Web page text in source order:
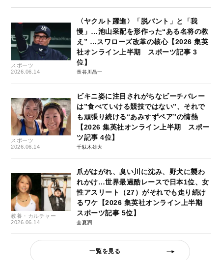
スポーツ
2026.06.14
〈ヤクルト躍進〉「脱バント」と「我
慢」…池山采配を形作った“ある名将の教
え” …スワローズ改革の核心【2026 集英
社オンライン上半期 スポーツ記事 3
位】
長谷川晶一
スポーツ
2026.06.14
ビキニ姿に注目されがちなビーチバレー
は”食べていける競技ではない”、それで
も頑張り続ける“あみすずペア”の情熱
【2026 集英社オンライン上半期 スポー
ツ記事 4位】
千駄木雄大
教養・カルチャー
2026.06.14
爪がはがれ、臭い川に沈み、野犬に襲わ
れかけ…世界最過酷レースで日本1位、女
性アスリート（27）がそれでも走り続け
るワケ【2026 集英社オンライン上半期
スポーツ記事 5位】
全夏潤
一覧を見る